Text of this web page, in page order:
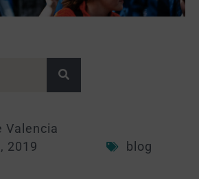
Valencia
2019
blog